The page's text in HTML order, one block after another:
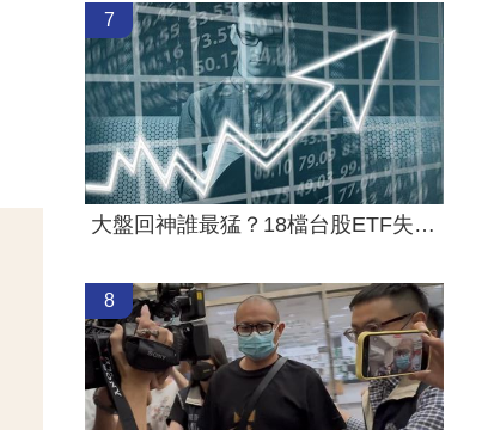
7
大盤回神誰最猛？18檔台股ETF失土收復
8